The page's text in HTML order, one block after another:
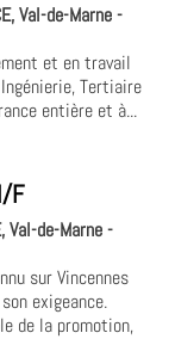
Val-de-Marne -
et en travail
Tertiaire
entière et à...
F
Val-de-Marne -
sur Vincennes
exigeance.
de la promotion,